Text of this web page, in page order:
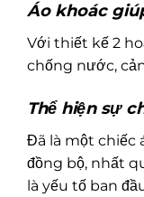
Áo khoác
Với thiết kế 2
chống nước,
Thể hiện sự
Đã là một chiếc
đồng bộ, nhất
là yếu tố ban